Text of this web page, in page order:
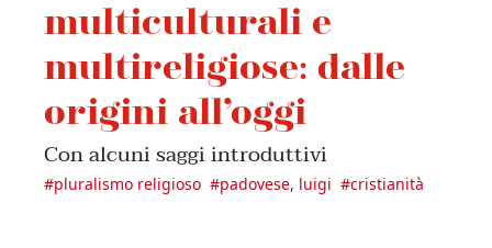
multiculturali e
multireligiose: dalle
origini all’oggi
Con alcuni saggi introduttivi
#pluralismo religioso #padovese, luigi #cristianità